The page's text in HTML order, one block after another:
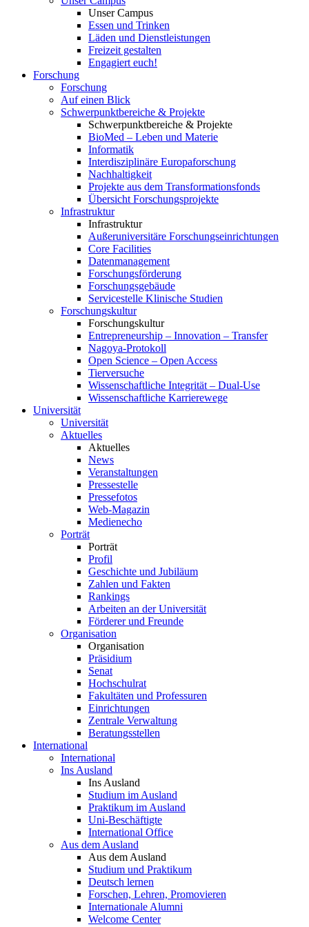
Unser Campus
Essen und Trinken
Läden und Dienstleistungen
Freizeit gestalten
Engagiert euch!
Forschung
Forschung
Auf einen Blick
Schwerpunktbereiche & Projekte
Schwerpunktbereiche & Projekte
BioMed – Leben und Materie
Informatik
Interdisziplinäre Europaforschung
Nachhaltigkeit
Projekte aus dem Transformationsfonds
Übersicht Forschungsprojekte
Infrastruktur
Infrastruktur
Außeruniversitäre Forschungseinrichtungen
Core Facilities
Datenmanagement
Forschungsförderung
Forschungsgebäude
Servicestelle Klinische Studien
Forschungskultur
Forschungskultur
Entrepreneurship – Innovation – Transfer
Nagoya-Protokoll
Open Science – Open Access
Tierversuche
Wissenschaftliche Integrität – Dual-Use
Wissenschaftliche Karrierewege
Universität
Universität
Aktuelles
Aktuelles
News
Veranstaltungen
Pressestelle
Pressefotos
Web-Magazin
Medienecho
Porträt
Porträt
Profil
Geschichte und Jubiläum
Zahlen und Fakten
Rankings
Arbeiten an der Universität
Förderer und Freunde
Organisation
Organisation
Präsidium
Senat
Hochschulrat
Fakultäten und Professuren
Einrichtungen
Zentrale Verwaltung
Beratungsstellen
International
International
Ins Ausland
Ins Ausland
Studium im Ausland
Praktikum im Ausland
Uni-Beschäftigte
International Office
Aus dem Ausland
Aus dem Ausland
Studium und Praktikum
Deutsch lernen
Forschen, Lehren, Promovieren
Internationale Alumni
Welcome Center